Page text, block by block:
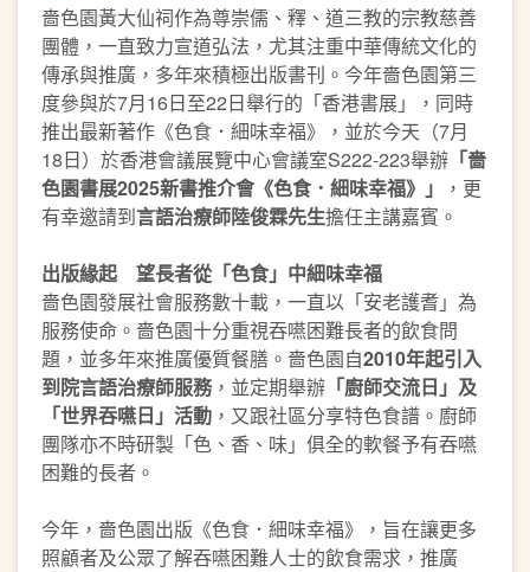
嗇色園黃大仙祠作為尊崇儒、釋、道三教的宗教慈善
團體，一直致力宣道弘法，尤其注重中華傳統文化的
傳承與推廣，多年來積極出版書刊。今年嗇色園第三
度參與於7月16日至22日舉行的「香港書展」，同時
推出最新著作《色食．細味幸福》，並於今天（7月
18日）於香港會議展覽中心會議室S222-223舉辦 「嗇
色園書展2025新書推介會《色食．細味幸福》」
，更
有幸邀請到言語治療師陸俊霖先生擔任主講嘉賓。
出版緣起 望長者從「色食」中細味幸福
嗇色園發展社會服務數十載，一直以「安老護耆」為
服務使命。嗇色園十分重視吞嚥困難長者的飲食問
題，並多年來推廣優質餐膳。嗇色園自2010年起引入
到院言語治療師服務 ，並定期舉辦 「廚師交流日」及
「世界吞嚥日」活動 ，又跟社區分享特色食譜。廚師
團隊亦不時研製「色、香、味」俱全的軟餐予有吞嚥
困難的長者。
今年，嗇色園出版《色食．細味幸福》，旨在讓更多
照顧者及公眾了解吞嚥困難人士的飲食需求，推廣